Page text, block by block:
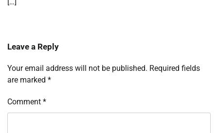
[…]
Leave a Reply
Your email address will not be published. Required fields
are marked *
Comment *